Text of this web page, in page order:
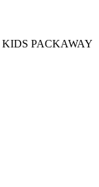
KIDS PACKAWAY